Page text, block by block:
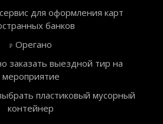
для оформления карт
банков
Орегано
заказать выездной тир на
мероприятие
пластиковый мусорный
контейнер